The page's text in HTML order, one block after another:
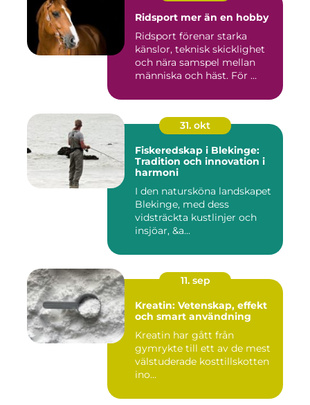
Ridsport mer än en hobby
Ridsport förenar starka
känslor, teknisk skicklighet
och nära samspel mellan
människa och häst. För ...
31. okt
Fiskeredskap i Blekinge:
Tradition och innovation i
harmoni
I den natursköna landskapet
Blekinge, med dess
vidsträckta kustlinjer och
insjöar, &a...
11. sep
Kreatin: Vetenskap, effekt
och smart användning
Kreatin har gått från
gymrykte till ett av de mest
välstuderade kosttillskotten
ino...